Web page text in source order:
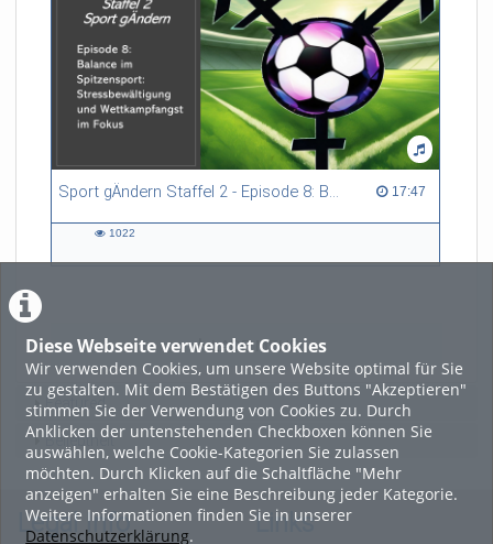
Diese Webseite verwendet Cookies
Wir verwenden Cookies, um unsere Website optimal für Sie
zu gestalten. Mit dem Bestätigen des Buttons "Akzeptieren"
stimmen Sie der Verwendung von Cookies zu. Durch
Anklicken der untenstehenden Checkboxen können Sie
auswählen, welche Cookie-Kategorien Sie zulassen
möchten. Durch Klicken auf die Schaltfläche "Mehr
anzeigen" erhalten Sie eine Beschreibung jeder Kategorie.
Weitere Informationen finden Sie in unserer
Datenschutzerklärung.
Sport gÄndern Staffel 2 - Episode 8: Balance im Spitzensport: Stressbewältigung und Wettkampfangst im Fokus 17:47
17:47 duration
1022
LADE MEHR
Featured
Beliebtheit
Legal Info Links